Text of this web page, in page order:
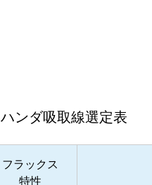
ハンダ吸取線選定表
フラックス
特性